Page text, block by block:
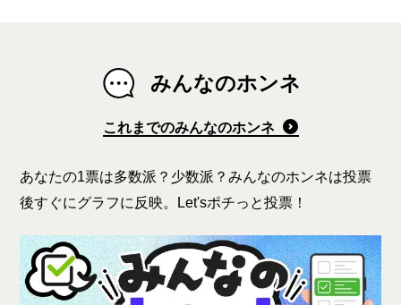
みんなのホンネ
これまでのみんなのホンネ
あなたの1票は多数派？少数派？みんなのホンネは投票
後すぐにグラフに反映。Let'sポチっと投票！